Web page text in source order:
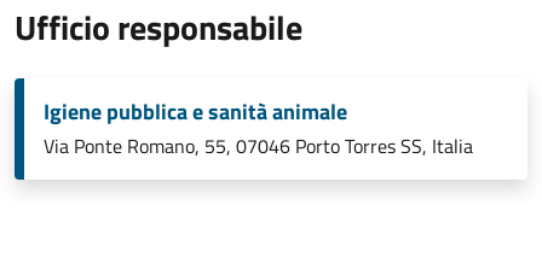
Ufficio responsabile
Igiene pubblica e sanità animale
Via Ponte Romano, 55, 07046 Porto Torres SS, Italia